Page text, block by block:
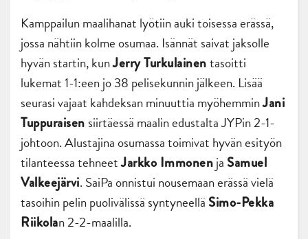
Kamppailun maalihanat lyötiin auki toisessa erässä,
jossa nähtiin kolme osumaa. Isännät saivat jaksolle
hyvän startin, kunJerry Turkulainentasoitti
lukemat 1-1:een jo 38 pelisekunnin jälkeen. Lisää
seurasi vajaat kahdeksan minuuttia myöhemminJani
Tuppuraisen siirtäessä maalin edustalta JYPin 2-1-
johtoon. Alustajina osumassa toimivat hyvän esityön
tilanteessa tehneetJarkko Immonenja Samuel
Valkeejärvi. SaiPa onnistui nousemaan erässä vielä
tasoihin pelin puolivälissä syntyneellä Simo-Pekka
Riikolan 2-2-maalilla.